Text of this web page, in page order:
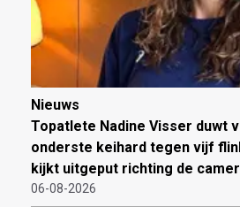
Nieuws
Topatlete Nadine Visser duwt
onderste keihard tegen vijf
kijkt uitgeput richting de
06-08-2026